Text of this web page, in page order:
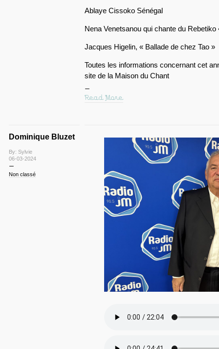
Ablaye Cissoko Sénégal
Nena Venetsanou qui chante du Rebetiko
Jacques Higelin, « Ballade de chez Tao »
Toutes les informations concernant cet
site de la Maison du Chant
Read More
Dominique Bluzet
By: Sylvie
06-03-2024
Non classé